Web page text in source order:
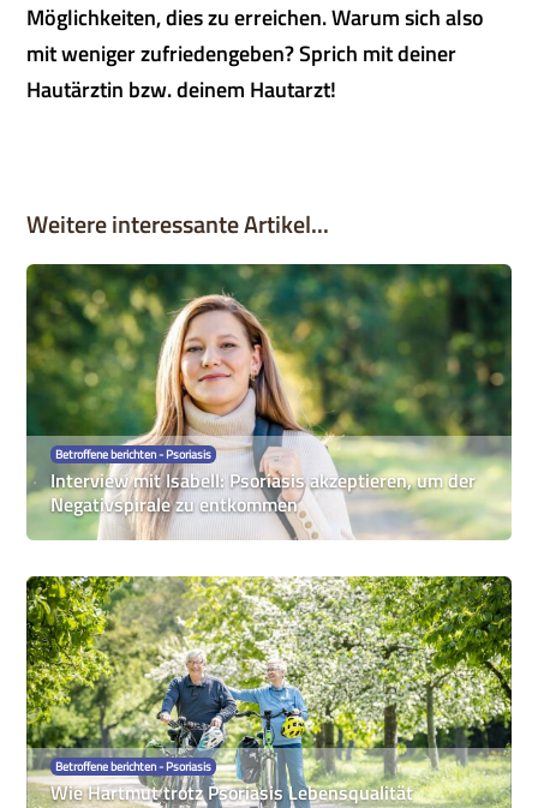
Möglichkeiten, dies zu erreichen. Warum sich also
mit weniger zufriedengeben? Sprich mit deiner
Hautärztin bzw. deinem Hautarzt!
Weitere interessante Artikel...
Betroffene berichten - Psoriasis
Interview mit Isabell: Psoriasis akzeptieren, um der
Negativspirale zu entkommen
Betroffene berichten - Psoriasis
Wie Hartmut trotz Psoriasis Lebensqualität